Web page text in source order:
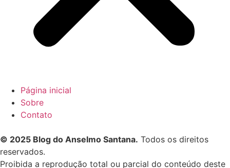
Página inicial
Sobre
Contato
© 2025 Blog do Anselmo Santana. Todos os direitos
reservados.
Proibida a reprodução total ou parcial do conteúdo deste